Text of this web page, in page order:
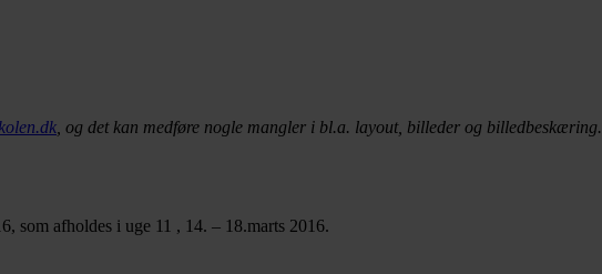
, og det kan medføre nogle mangler i bl.a. layout, billeder og billedbeskæring.
som afholdes i uge 11 , 14. – 18.marts 2016.